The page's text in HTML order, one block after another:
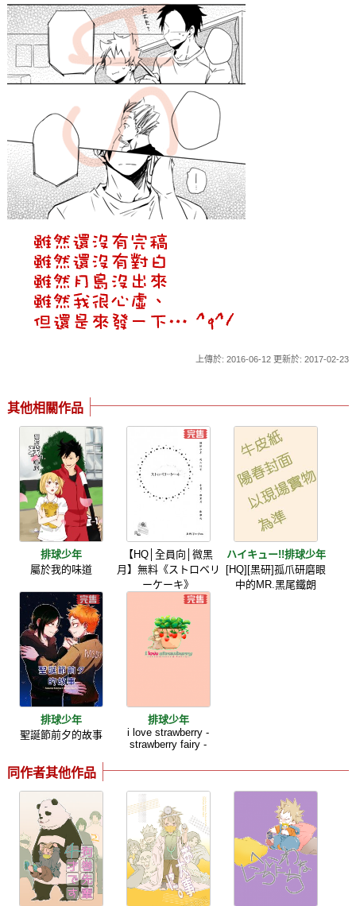
上傳於: 2016-06-12 更新於: 2017-02-23
其他相關作品
排球少年
屬於我的味道
【HQ│全員向│微黑
月】無料《ストロベリ
ーケーキ》
ハイキュー!!排球少年
[HQ][黑研]孤爪研磨眼
中的MR.黑尾鐵朗
排球少年
聖誕節前夕的故事
排球少年
i love strawberry -
strawberry fairy -
同作者其他作品